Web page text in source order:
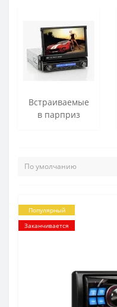
Встраиваемые
в парприз
Популярный
Заканчивается